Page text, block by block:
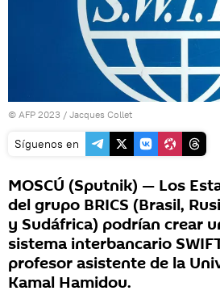
© AFP 2023 / Jacques Collet
Síguenos en
MOSCÚ (Sputnik) — Los
del grupo BRICS (Brasil,
y Sudáfrica) podrían crear
sistema interbancario
profesor asistente de la
Kamal Hamidou.